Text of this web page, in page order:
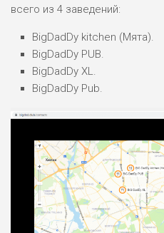
всего из 4 заведений:
BigDadDy kitchen (Мята).
BigDadDy PUB.
BigDadDy XL.
BigDadDy Pub.